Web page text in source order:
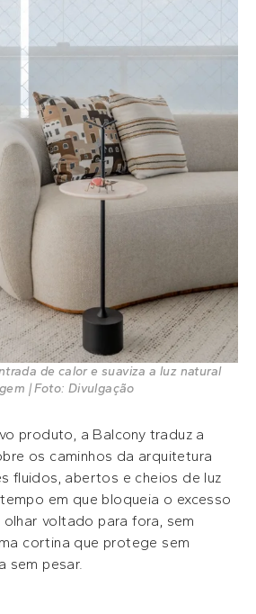
de calor e suaviza a luz natural
| Foto: Divulgação
produto, a Balcony traduz a
os caminhos da arquitetura
fluidos, abertos e cheios de luz
em que bloqueia o excesso
voltado para fora, sem
cortina que protege sem
sem pesar.